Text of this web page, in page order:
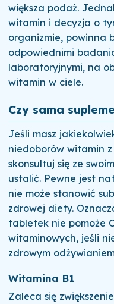
większa podaż.
witamin i decyzja o
organizmie, powinna
odpowiednimi
laboratoryjnymi, na
witamin w ciele.
Czy sama
Jeśli masz
niedoborów witamin
skonsultuj się ze
ustalić. Pewne jest
nie może stanowić
zdrowej diety.
tabletek nie pomoże
witaminowych, jeśli
zdrowym
Witamina B1
Zaleca się